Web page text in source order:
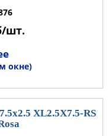
шт.
окне)
XL2.5X7.5-RS